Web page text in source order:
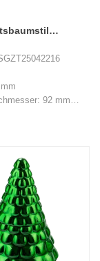
mit Deckel
92 mm
ml
64 mm
mm
g
Stücke